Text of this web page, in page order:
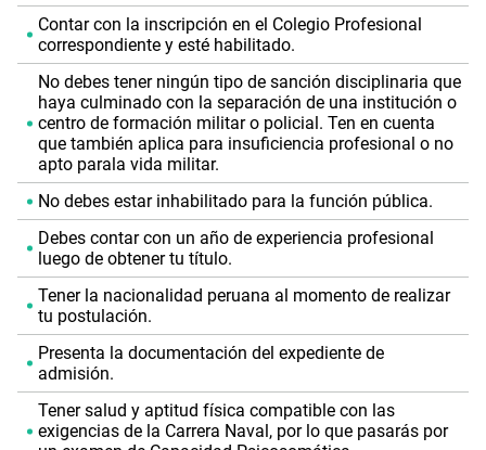
Contar con la inscripción en el Colegio Profesional
correspondiente y esté habilitado.
No debes tener ningún tipo de sanción disciplinaria que
haya culminado con la separación de una institución o
centro de formación militar o policial. Ten en cuenta
que también aplica para insuficiencia profesional o no
apto parala vida militar.
No debes estar inhabilitado para la función pública.
Debes contar con un año de experiencia profesional
luego de obtener tu título.
Tener la nacionalidad peruana al momento de realizar
tu postulación.
Presenta la documentación del expediente de
admisión.
Tener salud y aptitud física compatible con las
exigencias de la Carrera Naval, por lo que pasarás por